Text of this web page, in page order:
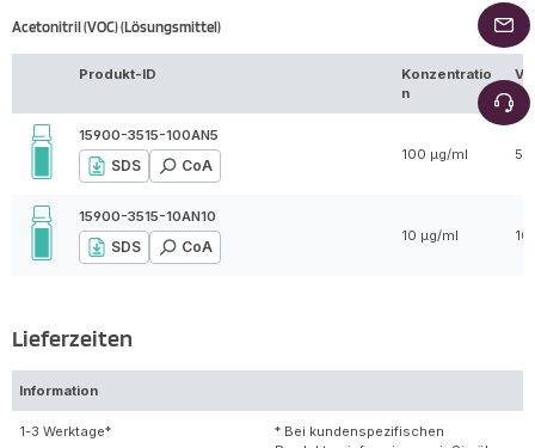
Acetonitril (VOC) (Lösungsmittel)
Produkt-ID
Konzentratio
n
15900-3515-100AN5
SDS CoA
100 µg/ml 5
15900-3515-10AN10
SDS CoA
10 µg/ml 10
Lieferzeiten
Information
1-3 Werktage*
* Bei kundenspezifischen